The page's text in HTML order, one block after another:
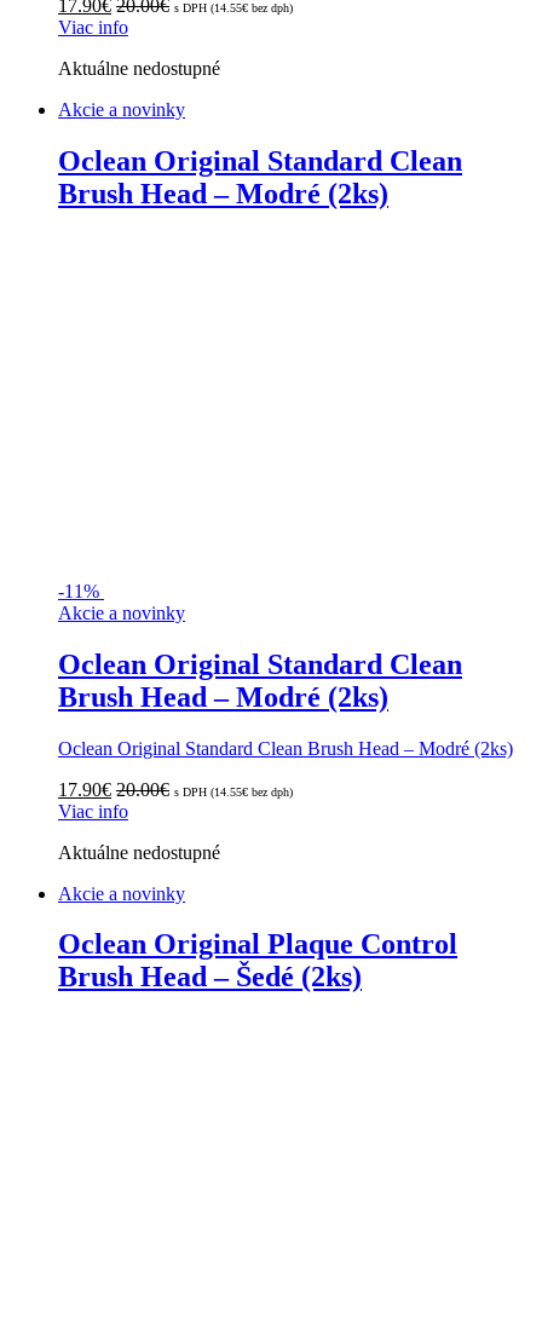
17.90€ 20.00€ s DPH (14.55€ bez dph)
Viac info
Aktuálne nedostupné
Akcie a novinky
Oclean Original Standard Clean
Brush Head – Modré (2ks)
-11%
Akcie a novinky
Oclean Original Standard Clean
Brush Head – Modré (2ks)
Oclean Original Standard Clean Brush Head – Modré (2ks)
17.90€ 20.00€ s DPH (14.55€ bez dph)
Viac info
Aktuálne nedostupné
Akcie a novinky
Oclean Original Plaque Control
Brush Head – Šedé (2ks)